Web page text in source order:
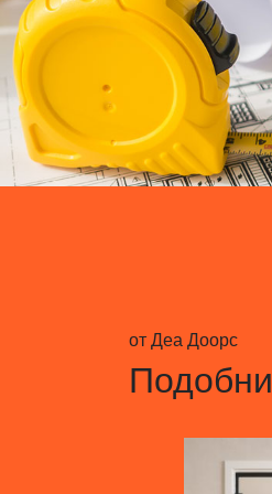
от Деа Доорс
Подобни